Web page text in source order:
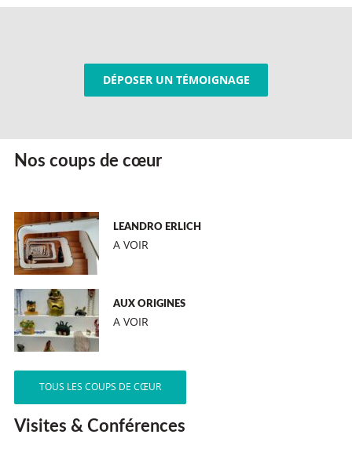
DÉPOSER UN TÉMOIGNAGE
Nos coups de cœur
LEANDRO ERLICH
A VOIR
AUX ORIGINES
A VOIR
TOUS LES COUPS DE CŒUR
Visites & Conférences